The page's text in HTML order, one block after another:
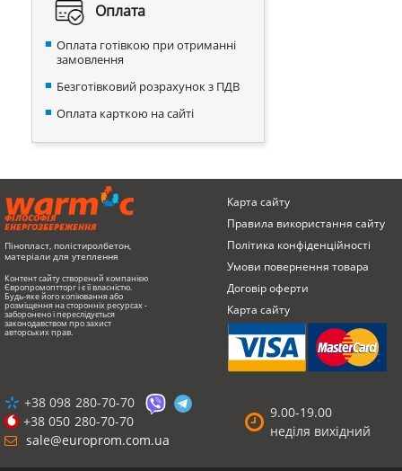
Оплата
Оплата готівкою при отриманні
замовлення
Безготівковий розрахунок з ПДВ
Оплата карткою на сайті
ФІЛОСОФІЯ
ЕНЕРГОЗБЕРЕЖЕННЯ
Пінопласт, полістиролбетон,
матеріали для утеплення
Контент сайту створений компанією
Європромоптторг і є її власністю.
Будь-яке його копіювання або
розміщення на сторонніх ресурсах -
заборонено і переслідується
законодавством про захист
авторських прав.
Карта сайту
Правила використання сайту
Політика конфіденційності
Умови повернення товарa
Договір оферти
Карта сайту
9.00-19.00
неділя вихідний
+38 098 280-70-70
+38 050 280-70-70
sale@europrom.com.ua